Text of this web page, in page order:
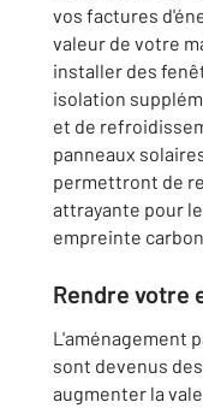
vos factures
valeur de votre
installer des
isolation
et de
panneaux
permettront de
attrayante pour
empreinte
Rendre votre
L'aménagement
sont devenus
augmenter la